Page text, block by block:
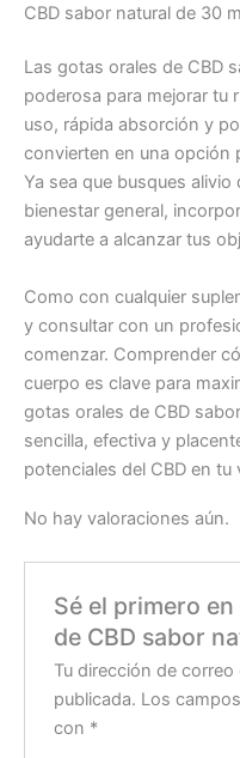
CBD sabor natural de 30
Las gotas orales de CBD
poderosa para mejorar tu
uso, rápida absorción y
convierten en una opción
Ya sea que busques
bienestar general,
ayudarte a alcanzar tus
Como con cualquier
y consultar con un
comenzar. Comprender
cuerpo es clave para
gotas orales de CBD
sencilla, efectiva y
potenciales del CBD en tu
No hay valoraciones aún.
Sé el primero
de CBD sabor
Tu dirección de
publicada. Los
con *